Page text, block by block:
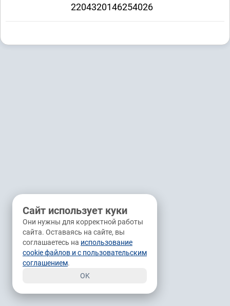
2204320146254026
Сайт использует куки
Они нужны для корректной работы
сайта. Оставаясь на сайте, вы
соглашаетесь на использование
cookie файлов и с пользовательским
соглашением.
OK